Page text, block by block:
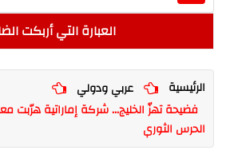
العبارة التي أربكت
الرئيسية
عربي ودولي
فضيحة تهزّ الخليج... شركة إماراتية هرّبت
الحرس الثوري